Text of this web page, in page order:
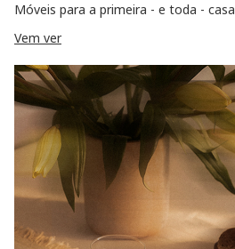
Móveis para a primeira - e toda - casa
Vem ver